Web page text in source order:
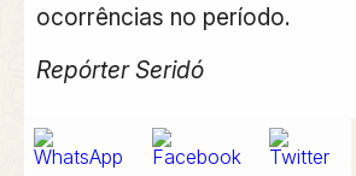
ocorrências no período.
Repórter Seridó